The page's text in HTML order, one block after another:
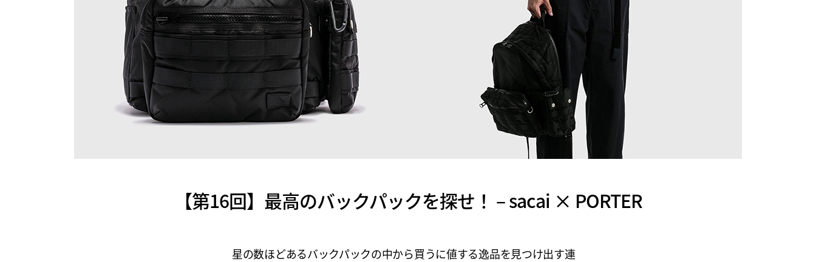
【第16回】最高のバックパックを探せ！ – sacai × PORTER
星の数ほどあるバックパックの中から買うに値する逸品を見つけ出す連